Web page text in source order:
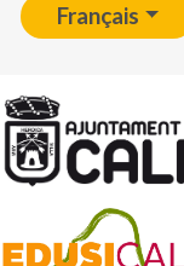
Français